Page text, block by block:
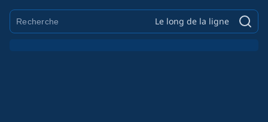
Le long de la ligne